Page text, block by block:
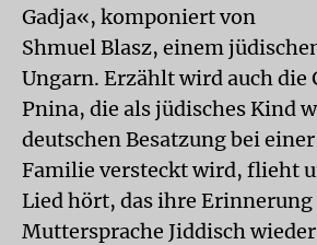
Gadja«, komponiert von
Shmuel Blasz, einem
Ungarn. Erzählt wird auch die
Pnina, die als jüdisches Kind
deutschen Besatzung bei
Familie versteckt wird, flieht
Lied hört, das ihre Erinnerung
Muttersprache Jiddisch